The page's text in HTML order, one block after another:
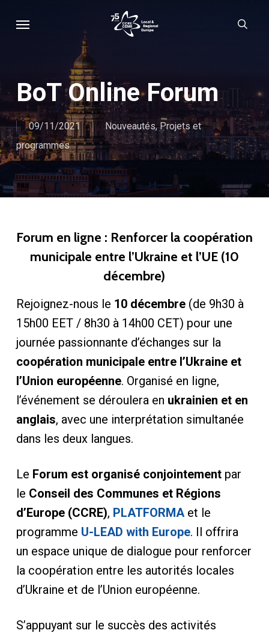
BoT Online Forum
09/11/2021 Nouveautés,Projets et
programmes
Forum en ligne : Renforcer la coopération
municipale entre l’Ukraine et l’UE (10
décembre)
Rejoignez-nous le 10 décembre(de 9h30 à
15h00 EET / 8h30 à 14h00 CET) pour une
journée passionnante d’échanges sur la
coopération municipale entre l’Ukraine et
l’Union européenne. Organisé en ligne,
l’événement se déroulera en ukrainien et en
anglais, avec une interprétation simultanée
dans les deux langues.
Le Forum est organisé conjointementpar
le Conseil des Communes et Régions
d’Europe (CCRE), PLATFORMAet le
programme U-LEAD with Europe. Il offrira
un espace unique de dialogue pour renforcer
la coopération entre les autorités locales
d’Ukraine et de l’Union européenne.
S’appuyant sur le succès des activités